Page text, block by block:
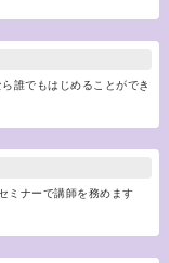
誰でもはじめることができ
ミナーで講師を務めます